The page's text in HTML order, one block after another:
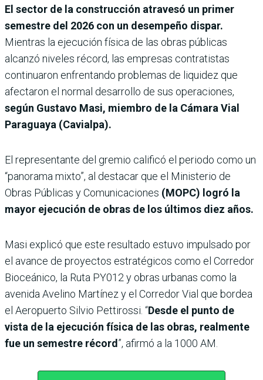
El sector de la construcción atravesó un primer
semestre del 2026 con un desempeño dispar.
Mientras la ejecución física de las obras públicas
alcanzó niveles récord, las empresas contratistas
continuaron enfrentando problemas de liquidez que
afectaron el normal desarrollo de sus operaciones,
según Gustavo Masi, miembro de la Cámara Vial
Paraguaya (Cavialpa).
El representante del gremio calificó el periodo como un
“panorama mixto”, al destacar que el Ministerio de
Obras Públicas y Comunicaciones (MOPC) logró la
mayor ejecución de obras de los últimos diez años.
Masi explicó que este resultado estuvo impulsado por
el avance de proyectos estratégicos como el Corredor
Bioceánico, la Ruta PY012 y obras urbanas como la
avenida Avelino Martínez y el Corredor Vial que bordea
el Aeropuerto Silvio Pettirossi. “Desde el punto de
vista de la ejecución física de las obras, realmente
fue un semestre récord”, afirmó a la 1000 AM.